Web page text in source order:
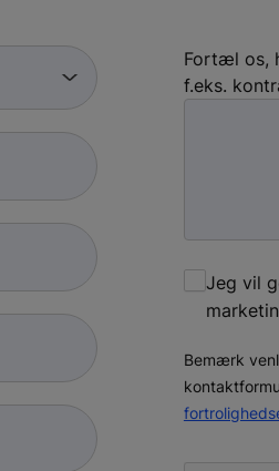
Fortæl os,
f.eks.
Jeg vil
Bemærk